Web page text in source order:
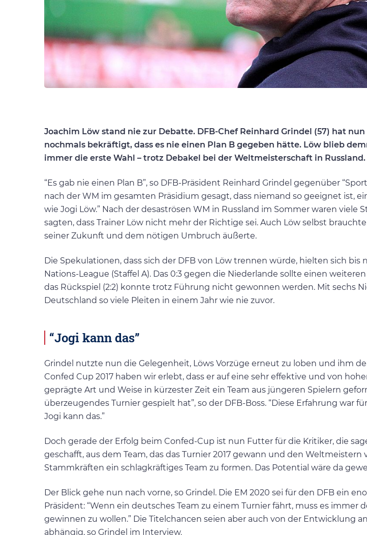
Joachim Löw stand nie zur Debatte. DFB-Chef Reinhard Grindel (57) hat
nochmals bekräftigt, dass es nie einen Plan B gegeben hätte. Löw blieb
immer die erste Wahl – trotz Debakel bei der Weltmeisterschaft in Russland.
“Es gab nie einen Plan B”, so DFB-Präsident Reinhard Grindel gegenüber
nach der WM im gesamten Präsidium gesagt, dass niemand so geeignet ist,
wie Jogi Löw.” Nach der desaströsen WM in Russland im Sommer waren viele
sagten, dass Trainer Löw nicht mehr der Richtige sei. Auch Löw selbst
seiner Zukunft und dem nötigen Umbruch äußerte.
Die Spekulationen, dass sich der DFB von Löw trennen würde, hielten sich bis
Nations-League (Staffel A). Das 0:3 gegen die Niederlande sollte einen
das Rückspiel (2:2) konnte trotz Führung nicht gewonnen werden. Mit sechs
Deutschland so viele Pleiten in einem Jahr wie nie zuvor.
“Jogi kann das”
Grindel nutzte nun die Gelegenheit, Löws Vorzüge erneut zu loben und ihm
Confed Cup 2017 haben wir erlebt, dass er auf eine sehr effektive und von
geprägte Art und Weise in kürzester Zeit ein Team aus jüngeren Spielern
überzeugendes Turnier gespielt hat”, so der DFB-Boss. “Diese Erfahrung war
Jogi kann das.”
Doch gerade der Erfolg beim Confed-Cup ist nun Futter für die Kritiker, die
geschafft, aus dem Team, das das Turnier 2017 gewann und den Weltmeistern
Stammkräften ein schlagkräftiges Team zu formen. Das Potential wäre da
Der Blick gehe nun nach vorne, so Grindel. Die EM 2020 sei für den DFB ein
Präsident: “Wenn ein deutsches Team zu einem Turnier fährt, muss es immer
gewinnen zu wollen.” Die Titelchancen seien aber auch von der Entwicklung
abhängig, so Grindel im Interview.